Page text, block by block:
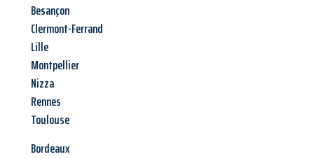
Besançon
Clermont-Ferrand
Lille
Montpellier
Nizza
Rennes
Toulouse
Bordeaux